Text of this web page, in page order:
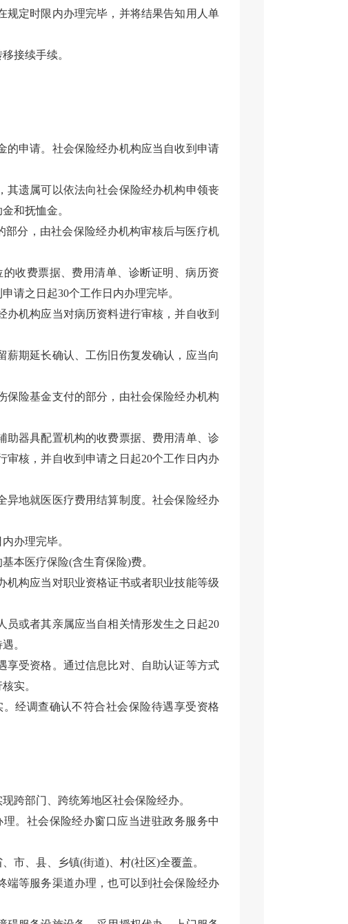
规定时限内办理完毕，并将结果告知用人单
接续手续。
的申请。社会保险经办机构应当自收到申请
其遗属可以依法向社会保险经办机构申领丧
和抚恤金。
分，由社会保险经办机构审核后与医疗机
收费票据、费用清单、诊断证明、病历资
请之日起30个工作日内办理完毕。
机构应当对病历资料进行审核，并自收到
期延长确认、工伤旧伤复发确认，应当向
保险基金支付的部分，由社会保险经办机构
助器具配置机构的收费票据、费用清单、诊
审核，并自收到申请之日起20个工作日内办
异地就医医疗费用结算制度。社会保险经办
办理完毕。
本医疗保险(含生育保险)费。
构应当对职业资格证书或者职业技能等级
或者其亲属应当自相关情形发生之日起20
。
享受资格。通过信息比对、自助认证等方式
实。
经调查确认不符合社会保险待遇享受资格
跨部门、跨统筹地区社会保险经办。
。社会保险经办窗口应当进驻政务服务中
市、县、乡镇(街道)、村(社区)全覆盖。
端等服务渠道办理，也可以到社会保险经办